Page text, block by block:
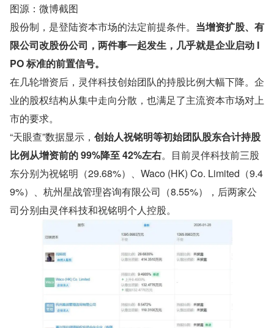
图源：微博截图
股份制，是登陆资本市场的法定前提条件。 当增资扩股、有
限公司改股份公司，两件事一起发生，几乎就是企业启动 I
PO 标准的前置信号。
在几轮增资后，灵伴科技创始团队的持股比例大幅下降。企
业的股权结构从集中走向分散，也满足了主流资本市场对上
市的要求。
“天眼查”数据显示， 创始人祝铭明等初始团队股东合计持股
比例从增资前的 99%降至 42%左右。目前灵伴科技前三股
东分别为祝铭明（29.68%）、Waco (HK) Co. Limited（9.4
9%）、杭州星战管理咨询有限公司（8.55%），后两家公
司分别由灵伴科技和祝铭明个人控股。